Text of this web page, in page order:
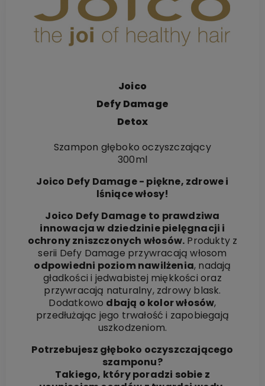
Joico
Defy Damage
Detox
Szampon głęboko oczyszczający
300ml
Joico Defy Damage - piękne, zdrowe i
lśniące włosy!
Joico Defy Damage to prawdziwa
innowacja w dziedzinie pielęgnacji i
ochrony zniszczonych włosów. Produkty z
serii Defy Damage przywracają włosom
odpowiedni poziom nawilżenia, nadają
gładkości i jedwabistej miękkości oraz
przywracają naturalny, zdrowy blask.
Dodatkowo dbają o kolor włosów,
przedłużając jego trwałość i zapobiegają
uszkodzeniom.
Potrzebujesz głęboko oczyszczającego
szamponu?
Takiego, który poradzi sobie z